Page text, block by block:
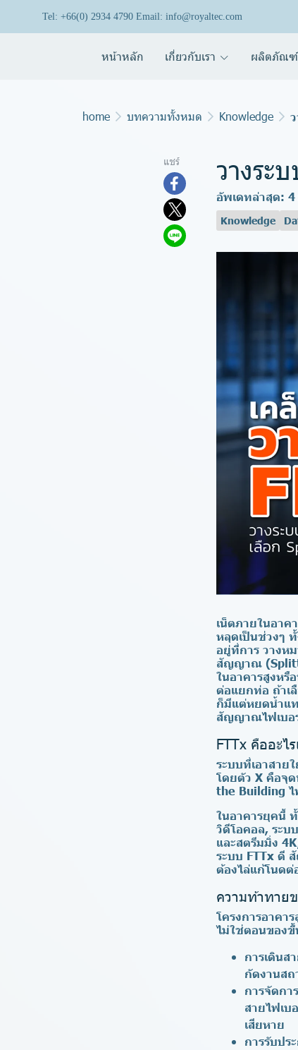
Tel: +66(0) 2934 4790 Email: info@royaltec.com
หน้าหลัก เกี่ยวกับเรา ผลิตภัณฑ์
home บทความทั้งหมด Knowledge
แชร์ วางระ
อัพเดทล่าสุด:
Knowledge
เน็ตภายในอาค
หลุดเป็นช่วงๆ
อยู่ที่การ วางห
สัญญาณ
ในอาคารสูงหรื
ต่อแยกท่อ ถ้าเ
ก็มีแต่หยดน้ำแ
สัญญาณไฟเบอ
FTTx คืออะ
ระบบที่เอาสาย
โดยตัว X คือจุ
the Building ไ
ในอาคารยุคนี้
วิดีโอคอล, ระ
และสตรีมมิ่ง
ระบบ FTTx ดี
ต้องไล่แก้โนดต่
ความท้าทาย
โครงการอาคา
ไม่ใช่ตอนของ
การเดิน
กัดงานสถ
การจัดกา
สายไฟเบ
เสียหาย
การรับป